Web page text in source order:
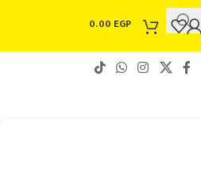
0.00 EGP